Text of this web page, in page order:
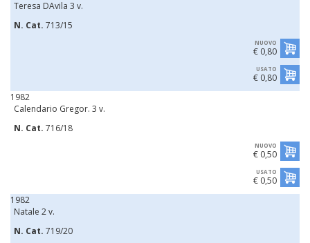
Teresa DAvila 3 v.
N. Cat. 713/15
NUOVO
€ 0,80
USATO
€ 0,80
1982
Calendario Gregor. 3 v.
N. Cat. 716/18
NUOVO
€ 0,50
USATO
€ 0,50
1982
Natale 2 v.
N. Cat. 719/20